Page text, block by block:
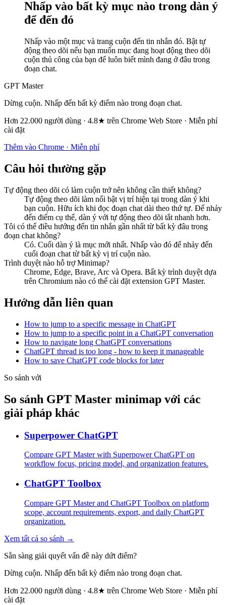
Nhấp vào bất kỳ mục nào trong dàn ý
để đến đó
Nhấp vào một mục và trang cuộn đến tin nhắn đó. Bật tự
động theo dõi nếu bạn muốn mục đang hoạt động theo dõi
cuộn thủ công của bạn để luôn biết mình đang ở đâu trong
đoạn chat.
GPT Master
Dừng cuộn. Nhấp đến bất kỳ điểm nào trong đoạn chat.
Hơn 22.000 người dùng · 4.8★ trên Chrome Web Store · Miễn phí
cài đặt
Thêm vào Chrome · Miễn phí
Câu hỏi thường gặp
Tự động theo dõi có làm cuộn trở nên không cần thiết không?
Tự động theo dõi làm nổi bật vị trí hiện tại trong dàn ý khi
bạn cuộn. Hữu ích khi đọc đoạn chat dài theo thứ tự. Để nhảy
đến điểm cụ thể, dàn ý với tự động theo dõi tắt nhanh hơn.
Tôi có thể điều hướng đến tin nhắn gần nhất từ bất kỳ đâu trong
đoạn chat không?
Có. Cuối dàn ý là mục mới nhất. Nhấp vào đó để nhảy đến
cuối đoạn chat từ bất kỳ vị trí cuộn nào.
Trình duyệt nào hỗ trợ Minimap?
Chrome, Edge, Brave, Arc và Opera. Bất kỳ trình duyệt dựa
trên Chromium nào có thể cài đặt extension GPT Master.
Hướng dẫn liên quan
How to jump to a specific message in ChatGPT
How to jump to a specific point in a ChatGPT conversation
How to navigate long ChatGPT conversations
ChatGPT thread is too long - how to keep it manageable
How to save ChatGPT code blocks for later
So sánh với
So sánh GPT Master minimap với các
giải pháp khác
Superpower ChatGPT
Compare GPT Master with Superpower ChatGPT on
workflow focus, pricing model, and organization features.
ChatGPT Toolbox
Compare GPT Master and ChatGPT Toolbox on platform
scope, account requirements, export, and daily ChatGPT
organization.
Xem tất cả so sánh →
Sẵn sàng giải quyết vấn đề này dứt điểm?
Dừng cuộn. Nhấp đến bất kỳ điểm nào trong đoạn chat.
Hơn 22.000 người dùng · 4.8★ trên Chrome Web Store · Miễn phí
cài đặt